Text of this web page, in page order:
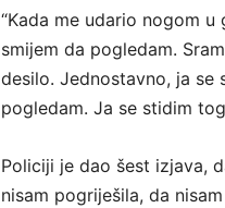
“Kada me udario nogom
smijem da pogledam.
desilo. Jednostavno, ja se
pogledam. Ja se stidim
Policiji je dao šest izjava,
nisam pogriješila, da